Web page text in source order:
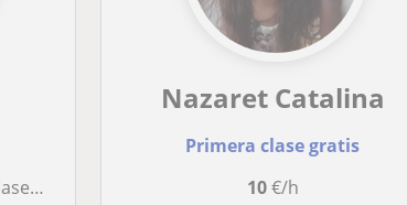
en estas materias
Nazaret Catalina
Primera clase gratis
10€/h